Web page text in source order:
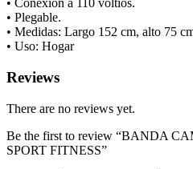
• Conexión a 110 voltios.
• Plegable.
• Medidas: Largo 152 cm, alto 75
• Uso: Hogar
Reviews
There are no reviews yet.
Be the first to review “BANDA
SPORT FITNESS”